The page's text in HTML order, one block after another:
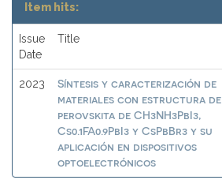
Item hits:
Issue
Date
Title
2023
Síntesis y caracterización de
materiales con estructura de
perovskita de CH3NH3PbI3,
Cs0.1FA0.9PbI3 y CsPbBr3 y su
aplicación en dispositivos
optoelectrónicos